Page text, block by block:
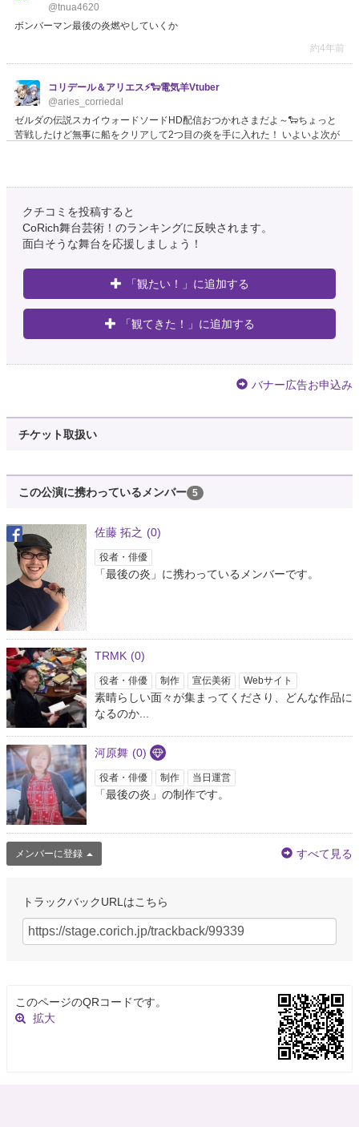
@tnua4620
ボンバーマン最後の炎燃やしていくか
約4年前
コリデール＆アリエス⚡🐑電気羊Vtuber
@aries_corriedal
ゼルダの伝説スカイウォードソードHD配信おつかれさまだよ～🐑ちょっと
苦戦したけど無事に船をクリアして2つ目の炎を手に入れた！ いよいよ次が
𝙝𝙞𝙣𝙖 🚲´- ワ民@damn MHA nerd
@katsukissx
最後の炎司の決め台詞 「これが！！格の違いというものだ！！」 そのまん
百花亜希 ∞Aki Momoka∞ ♡
シヅマ『最後の炎』 改めて、 お礼と思ったことのいくつか 日記を書きまし
めちゃ長くなっ…
約4年前
@Mattews51208
おはよう！！！ 5月最後の炎のように燃える炎曜日が来ました…僕のような
https://t.co/pdBtqdGu5f
まどまど
@ukogimanjyu28co ほんちゃん、おはよう✨ 明日はもう6月！ そして蜜璃ち
ほんでもって⚡⛈️⚡🍃🍉🐱🔥🧹
@ukogimanjyu28co
クチコミを投稿すると
CoRich舞台芸術！のランキングに反映されます。
面白そうな舞台を応援しましょう！
「観たい！」に追加する
「観てきた！」に追加する
バナー広告お申込み
チケット取扱い
この公演に携わっているメンバー 5
佐藤 拓之 (0)
役者・俳優
「最後の炎」に携わっているメンバーです。
TRMK (0)
役者・俳優 制作 宣伝美術 Webサイト
素晴らしい面々が集まってくださり、どんな作品に
なるのか...
河原舞 (0)
役者・俳優 制作 当日運営
「最後の炎」の制作です。
メンバーに登録 すべて見る
トラックバックURLはこちら
このページのQRコードです。
拡大